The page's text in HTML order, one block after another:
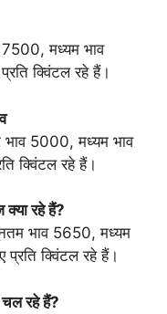
मध्यम भाव
क्विंटल रहे हैं।
भाव 5000, मध्यम भाव
क्विंटल रहे हैं।
क्या रहे हैं?
भाव 5650, मध्यम
क्विंटल रहे हैं।
चल रहे हैं?